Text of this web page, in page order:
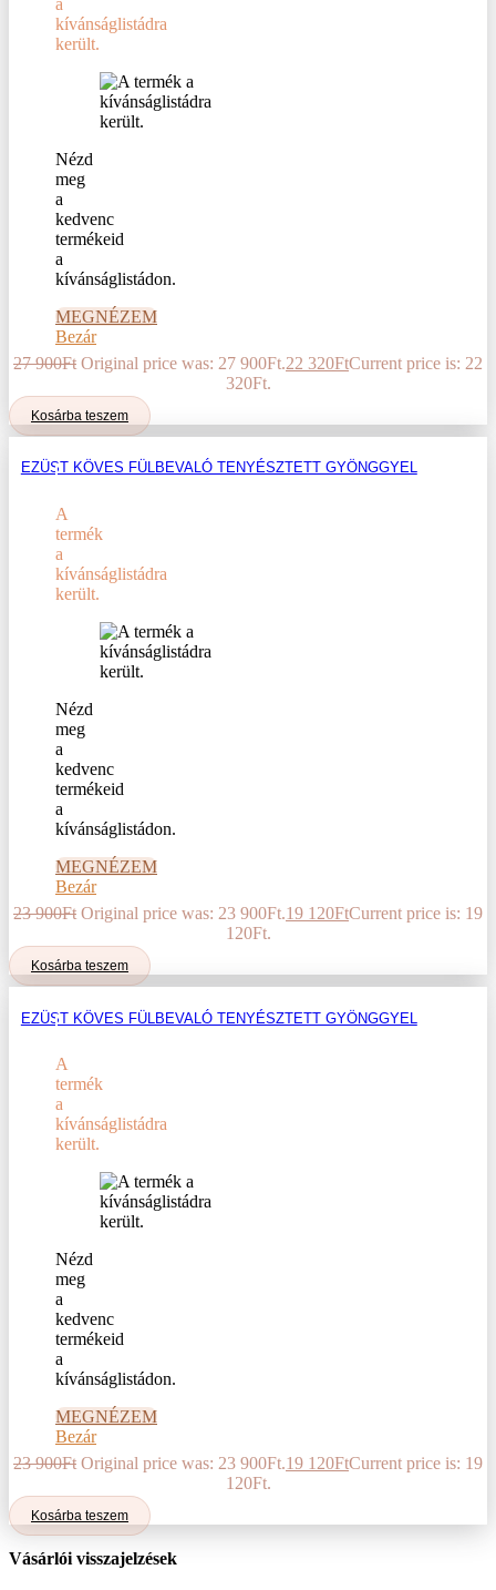
kívánságlistádra
került.
Nézd
meg
a
kedvenc
termékeid
a
kívánságlistádon.
MEGNÉZEM
Bezár
27 900Ft Original price was: 27 900Ft.22 320FtCurrent price is: 22
320Ft.
Kosárba teszem
EZÜST KÖVES FÜLBEVALÓ TENYÉSZTETT GYÖNGGYEL
A
termék
a
kívánságlistádra
került.
Nézd
meg
a
kedvenc
termékeid
a
kívánságlistádon.
MEGNÉZEM
Bezár
23 900Ft Original price was: 23 900Ft.19 120FtCurrent price is: 19
120Ft.
Kosárba teszem
EZÜST KÖVES FÜLBEVALÓ TENYÉSZTETT GYÖNGGYEL
A
termék
a
kívánságlistádra
került.
Nézd
meg
a
kedvenc
termékeid
a
kívánságlistádon.
MEGNÉZEM
Bezár
23 900Ft Original price was: 23 900Ft.19 120FtCurrent price is: 19
120Ft.
Kosárba teszem
Vásárlói visszajelzések